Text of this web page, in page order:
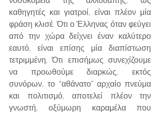
καθηγητές και γιατροί, είναι πλέον μία
φράση κλισέ. Ότι ο Έλληνας όταν φεύγει
από την χώρα δείχνει έναν καλύτερο
εαυτό, είναι επίσης μία διαπίστωση
τετριμμένη. Ότι επισήμως συνεχίζουμε
να προωθούμε διαρκώς, εκτός
συνόρων, το “αθάνατο” αρχαίο πνεύμα
και πολιτισμό, αποτελεί πλέον την
γνωστή, οξύμωρη καραμέλα που